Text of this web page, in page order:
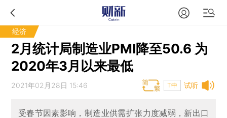
经济
2月统计局制造业PMI降至50.6 为
2020年3月以来最低
试听
2021年02月28日 15:46 T中
受春节因素影响，制造业供需扩张力度减弱，新出口